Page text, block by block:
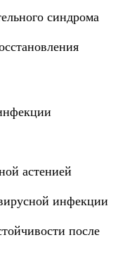
синдрома
астенией
инфекции
после